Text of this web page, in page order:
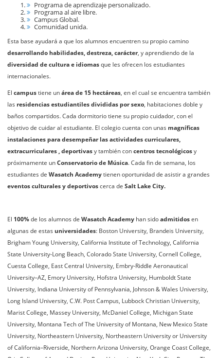
Programa de aprendizaje personalizado.
Programa al aire libre.
Campus Global.
Comunidad unida.
Esta base ayudará a que los alumnos encuentren su propio camino
desarrollando habilidades, destreza, carácter, y aprendiendo de la
diversidad de cultura e idiomasque les ofrecen los estudiantes
internacionales.
El campustiene unárea de 15 hectáreas, en el cual se encuentra también
las residencias estudiantiles divididas por sexo, habitaciones doble y
baños compartidos. Cada dormitorio tiene su propio cuidador, con el
objetivo de cuidar al estudiante. El colegio cuenta con unas magníficas
instalaciones para desempeñar las actividades curriculares,
extracurriculares , deportivasy también concentros tecnológicosy
próximamente unConservatorio de Música. Cada fin de semana, los
estudiantes de Wasatch Academytienen oportunidad de asistir a grandes
eventos culturales y deportivoscerca de Salt Lake City.
El 100%de los alumnos de Wasatch Academy han sidoadmitidosen
algunas de estas universidades: Boston University, Brandeis University,
Brigham Young University, California Institute of Technology, California
State University-Long Beach, Colorado State University, Cornell College,
Cuesta College, East Central University, Embry-Riddle Aeronautical
University–AZ, Emory University, Hofstra University, Humboldt State
University, Indiana University of Pennsylvania, Johnson & Wales University,
Long Island University, C.W. Post Campus, Lubbock Christian University,
Marist College, Massey University, McDaniel College, Michigan State
University, Montana Tech of The University of Montana, New Mexico State
University, Northeastern University, Northeastern University or University
of California–Riverside, Northern Arizona University, Orange Coast College,